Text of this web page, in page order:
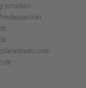
schalten